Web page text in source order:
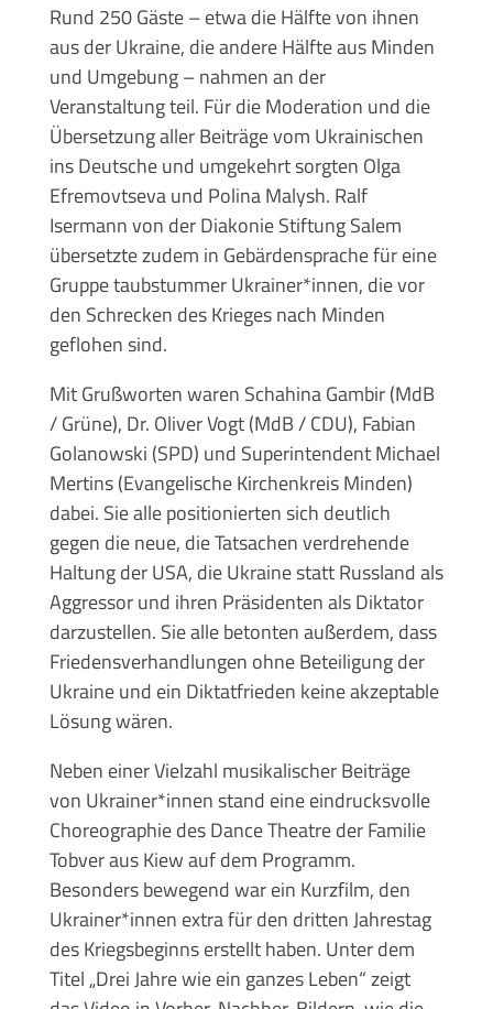
Rund 250 Gäste – etwa die Hälfte von ihnen
aus der Ukraine, die andere Hälfte aus Minden
und Umgebung – nahmen an der
Veranstaltung teil. Für die Moderation und die
Übersetzung aller Beiträge vom Ukrainischen
ins Deutsche und umgekehrt sorgten Olga
Efremovtseva und Polina Malysh. Ralf
Isermann von der Diakonie Stiftung Salem
übersetzte zudem in Gebärdensprache für eine
Gruppe taubstummer Ukrainer*innen, die vor
den Schrecken des Krieges nach Minden
geflohen sind.
Mit Grußworten waren Schahina Gambir (MdB
/ Grüne), Dr. Oliver Vogt (MdB / CDU), Fabian
Golanowski (SPD) und Superintendent Michael
Mertins (Evangelische Kirchenkreis Minden)
dabei. Sie alle positionierten sich deutlich
gegen die neue, die Tatsachen verdrehende
Haltung der USA, die Ukraine statt Russland als
Aggressor und ihren Präsidenten als Diktator
darzustellen. Sie alle betonten außerdem, dass
Friedensverhandlungen ohne Beteiligung der
Ukraine und ein Diktatfrieden keine akzeptable
Lösung wären.
Neben einer Vielzahl musikalischer Beiträge
von Ukrainer*innen stand eine eindrucksvolle
Choreographie des Dance Theatre der Familie
Tobver aus Kiew auf dem Programm.
Besonders bewegend war ein Kurzfilm, den
Ukrainer*innen extra für den dritten Jahrestag
des Kriegsbeginns erstellt haben. Unter dem
Titel „Drei Jahre wie ein ganzes Leben“ zeigt